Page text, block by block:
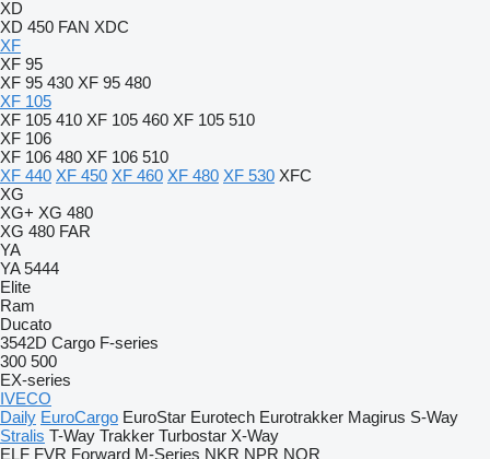
XD
XD 450 FAN XDC
XF
XF 95
XF 95 430 XF 95 480
XF 105
XF 105 410 XF 105 460 XF 105 510
XF 106
XF 106 480 XF 106 510
XF 440 XF 450 XF 460 XF 480 XF 530 XFC
XG
XG+ XG 480
XG 480 FAR
YA
YA 5444
Elite
Ram
Ducato
3542D Cargo F-series
300 500
EX-series
IVECO
Daily EuroCargo EuroStar Eurotech Eurotrakker Magirus S-Way
Stralis T-Way Trakker Turbostar X-Way
ELF FVR Forward M-Series NKR NPR NQR